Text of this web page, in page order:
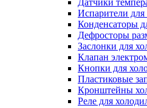
Датчики
Испарители для
Конденсаторы
Дефросторы
Заслонки для
Клапан
Кнопки для
Пластиковые
Кронштейны
Реле для